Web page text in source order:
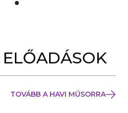
G
)
TOVÁBB A HAVI MŰSORRA